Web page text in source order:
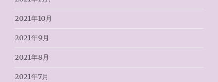
2021年10月
2021年9月
2021年8月
2021年7月